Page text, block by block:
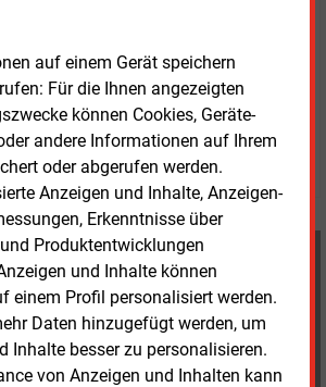
auf einem Gerät speichern
Für die Ihnen angezeigten
können Cookies, Geräte-
andere Informationen auf Ihrem
oder abgerufen werden.
Anzeigen und Inhalte, Anzeigen-
Erkenntnisse über
Produktentwicklungen
und Inhalte können
einem Profil personalisiert werden.
Daten hinzugefügt werden, um
Inhalte besser zu personalisieren.
von Anzeigen und Inhalten kann
08:57 Uhr
Davina Spohn
+49 (0) 8152 9311 18
d.spohn@energie-und-
management.de